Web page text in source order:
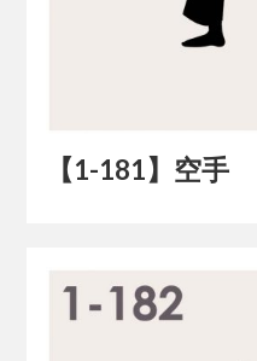
【1-181】空手